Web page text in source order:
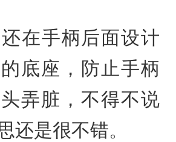
在手柄后面设计
底座，防止手柄
弄脏，不得不说
还是很不错。